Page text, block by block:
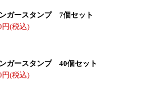
ガースタンプ 7個セット
ガースタンプ 40個セット